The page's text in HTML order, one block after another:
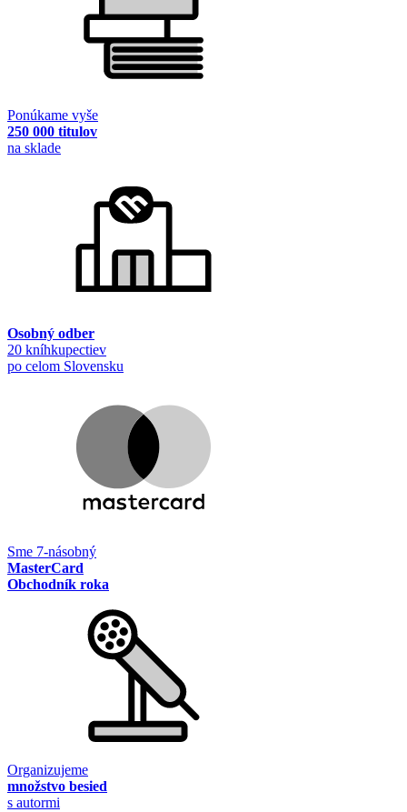
Ponúkame vyše
250 000 titulov
na sklade
Osobný odber
20 kníhkupectiev
po celom Slovensku
Sme 7-násobný
MasterCard
Obchodník roka
Organizujeme
množstvo besied
s autormi